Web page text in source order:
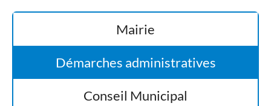
Mairie
Démarches administratives
Conseil Municipal